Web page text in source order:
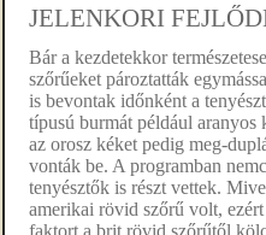
JELENKORI
Bár a kezdetekkor
szőrűeket pároztatták
is bevontak időnként a
típusú burmát például aranyos
az orosz kéket pedig meg-
vonták be. A programban
tenyésztők is részt vettek.
amerikai rövid szőrű volt,
faktort a brit rövid szőrűtől